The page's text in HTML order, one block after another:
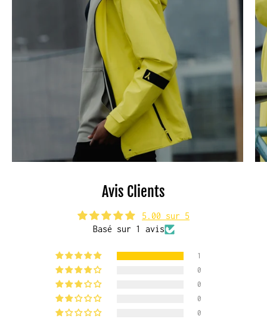
Avis Clients
5.00 sur 5
Basé sur 1 avis
1
0
0
0
0